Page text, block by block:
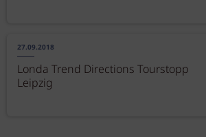
27.09.2018
Londa Trend Directions Tourstopp
Leipzig